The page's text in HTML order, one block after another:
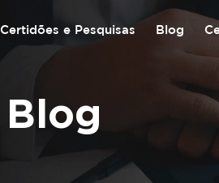
Certidões e Pesquisas Blog
Blog